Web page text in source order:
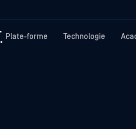
Plate-forme Technologie